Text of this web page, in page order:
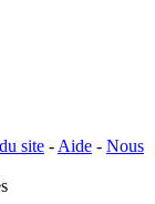
site - Aide - Nous